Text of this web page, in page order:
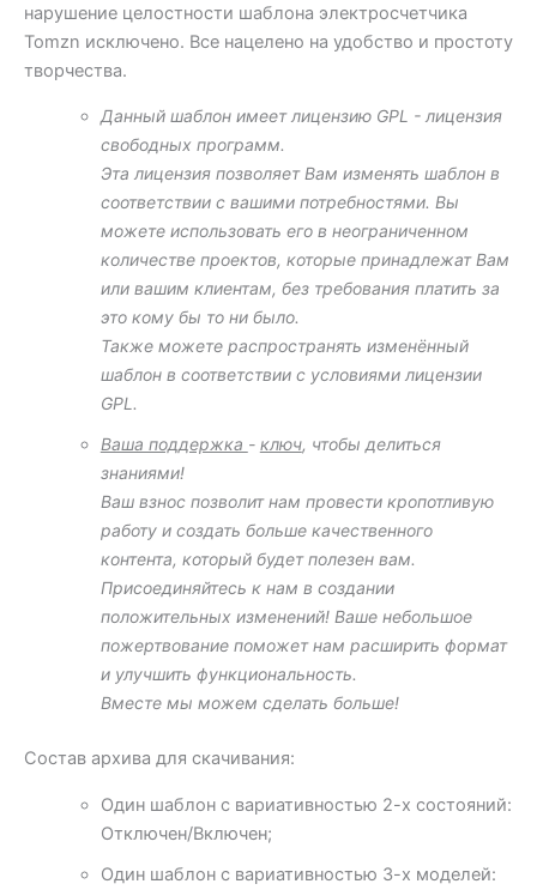
нарушение целостности шаблона электросчетчика
Tomzn исключено. Все нацелено на удобство и простоту
творчества.
Данный шаблон имеет лицензию GPL - лицензия
свободных программ.
Эта лицензия позволяет Вам изменять шаблон в
соответствии с вашими потребностями. Вы
можете использовать его в неограниченном
количестве проектов, которые принадлежат Вам
или вашим клиентам, без требования платить за
это кому бы то ни было.
Также можете распространять изменённый
шаблон в соответствии с условиями лицензии
GPL.
Ваша поддержка - ключ, чтобы делиться
знаниями!
Ваш взнос позволит нам провести кропотливую
работу и создать больше качественного
контента, который будет полезен вам.
Присоединяйтесь к нам в создании
положительных изменений! Ваше небольшое
пожертвование поможет нам расширить формат
и улучшить функциональность.
Вместе мы можем сделать больше!
Состав архива для скачивания:
Один шаблон с вариативностью 2-х состояний:
Отключен/Включен;
Один шаблон с вариативностью 3-х моделей: